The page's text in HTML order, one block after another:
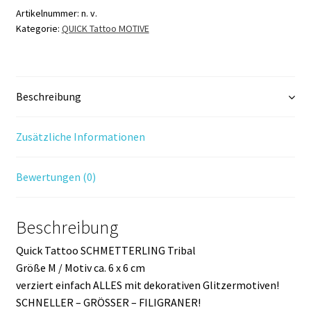
Menge
Artikelnummer: n. v.
Kategorie: QUICK Tattoo MOTIVE
Beschreibung
Zusätzliche Informationen
Bewertungen (0)
Beschreibung
Quick Tattoo SCHMETTERLING Tribal
Größe M / Motiv ca. 6 x 6 cm
verziert einfach ALLES mit dekorativen Glitzermotiven!
SCHNELLER – GRÖSSER – FILIGRANER!